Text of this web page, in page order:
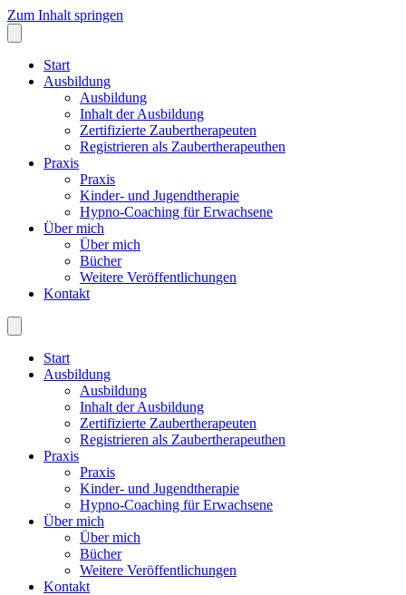
Zum Inhalt springen
Start
Ausbildung
Ausbildung
Inhalt der Ausbildung
Zertifizierte Zaubertherapeuten
Registrieren als Zaubertherapeuthen
Praxis
Praxis
Kinder- und Jugendtherapie
Hypno-Coaching für Erwachsene
Über mich
Über mich
Bücher
Weitere Veröffentlichungen
Kontakt
Start
Ausbildung
Ausbildung
Inhalt der Ausbildung
Zertifizierte Zaubertherapeuten
Registrieren als Zaubertherapeuthen
Praxis
Praxis
Kinder- und Jugendtherapie
Hypno-Coaching für Erwachsene
Über mich
Über mich
Bücher
Weitere Veröffentlichungen
Kontakt